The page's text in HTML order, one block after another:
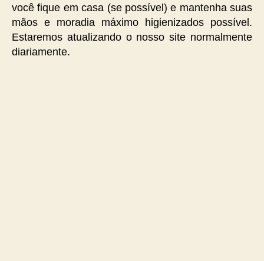
você fique em casa (se possível) e mantenha suas
mãos e moradia máximo higienizados possível.
Estaremos atualizando o nosso site normalmente
diariamente.